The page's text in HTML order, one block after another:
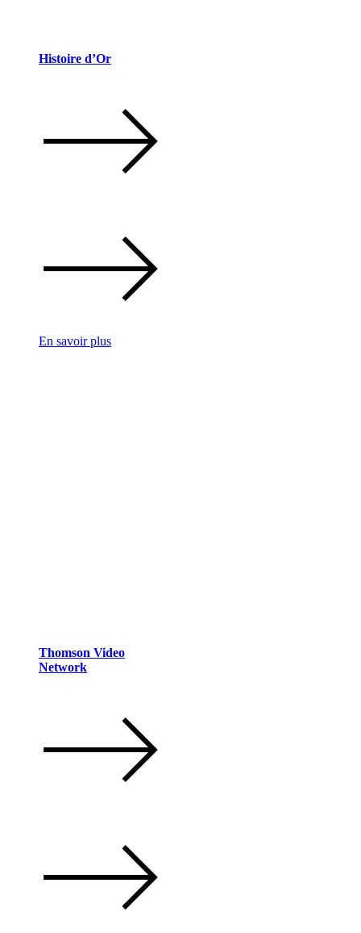
Histoire d’Or
En savoir plus
Thomson Video
Network